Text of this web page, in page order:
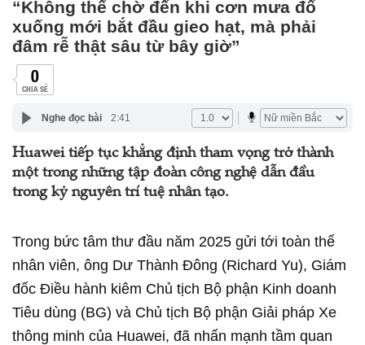
“Không thể chờ đến khi cơn mưa đổ
xuống mới bắt đầu gieo hạt, mà phải
đâm rễ thật sâu từ bây giờ”
0
CHIA SẺ
Nghe đọc bài 2:41
Huawei tiếp tục khẳng định tham vọng trở thành
một trong những tập đoàn công nghệ dẫn đầu
trong kỷ nguyên trí tuệ nhân tạo.
Trong bức tâm thư đầu năm 2025 gửi tới toàn thể
nhân viên, ông Dư Thành Đông (Richard Yu), Giám
đốc Điều hành kiêm Chủ tịch Bộ phận Kinh doanh
Tiêu dùng (BG) và Chủ tịch Bộ phận Giải pháp Xe
thông minh của Huawei, đã nhấn mạnh tầm quan